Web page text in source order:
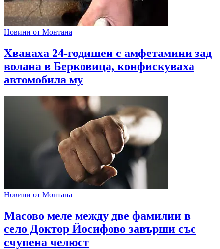
Новини от Монтана
Хванаха 24-годишен с амфетамини зад
волана в Берковица, конфискуваха
автомобила му
Новини от Монтана
Масово меле между две фамилии в
село Доктор Йосифово завърши със
счупена челюст